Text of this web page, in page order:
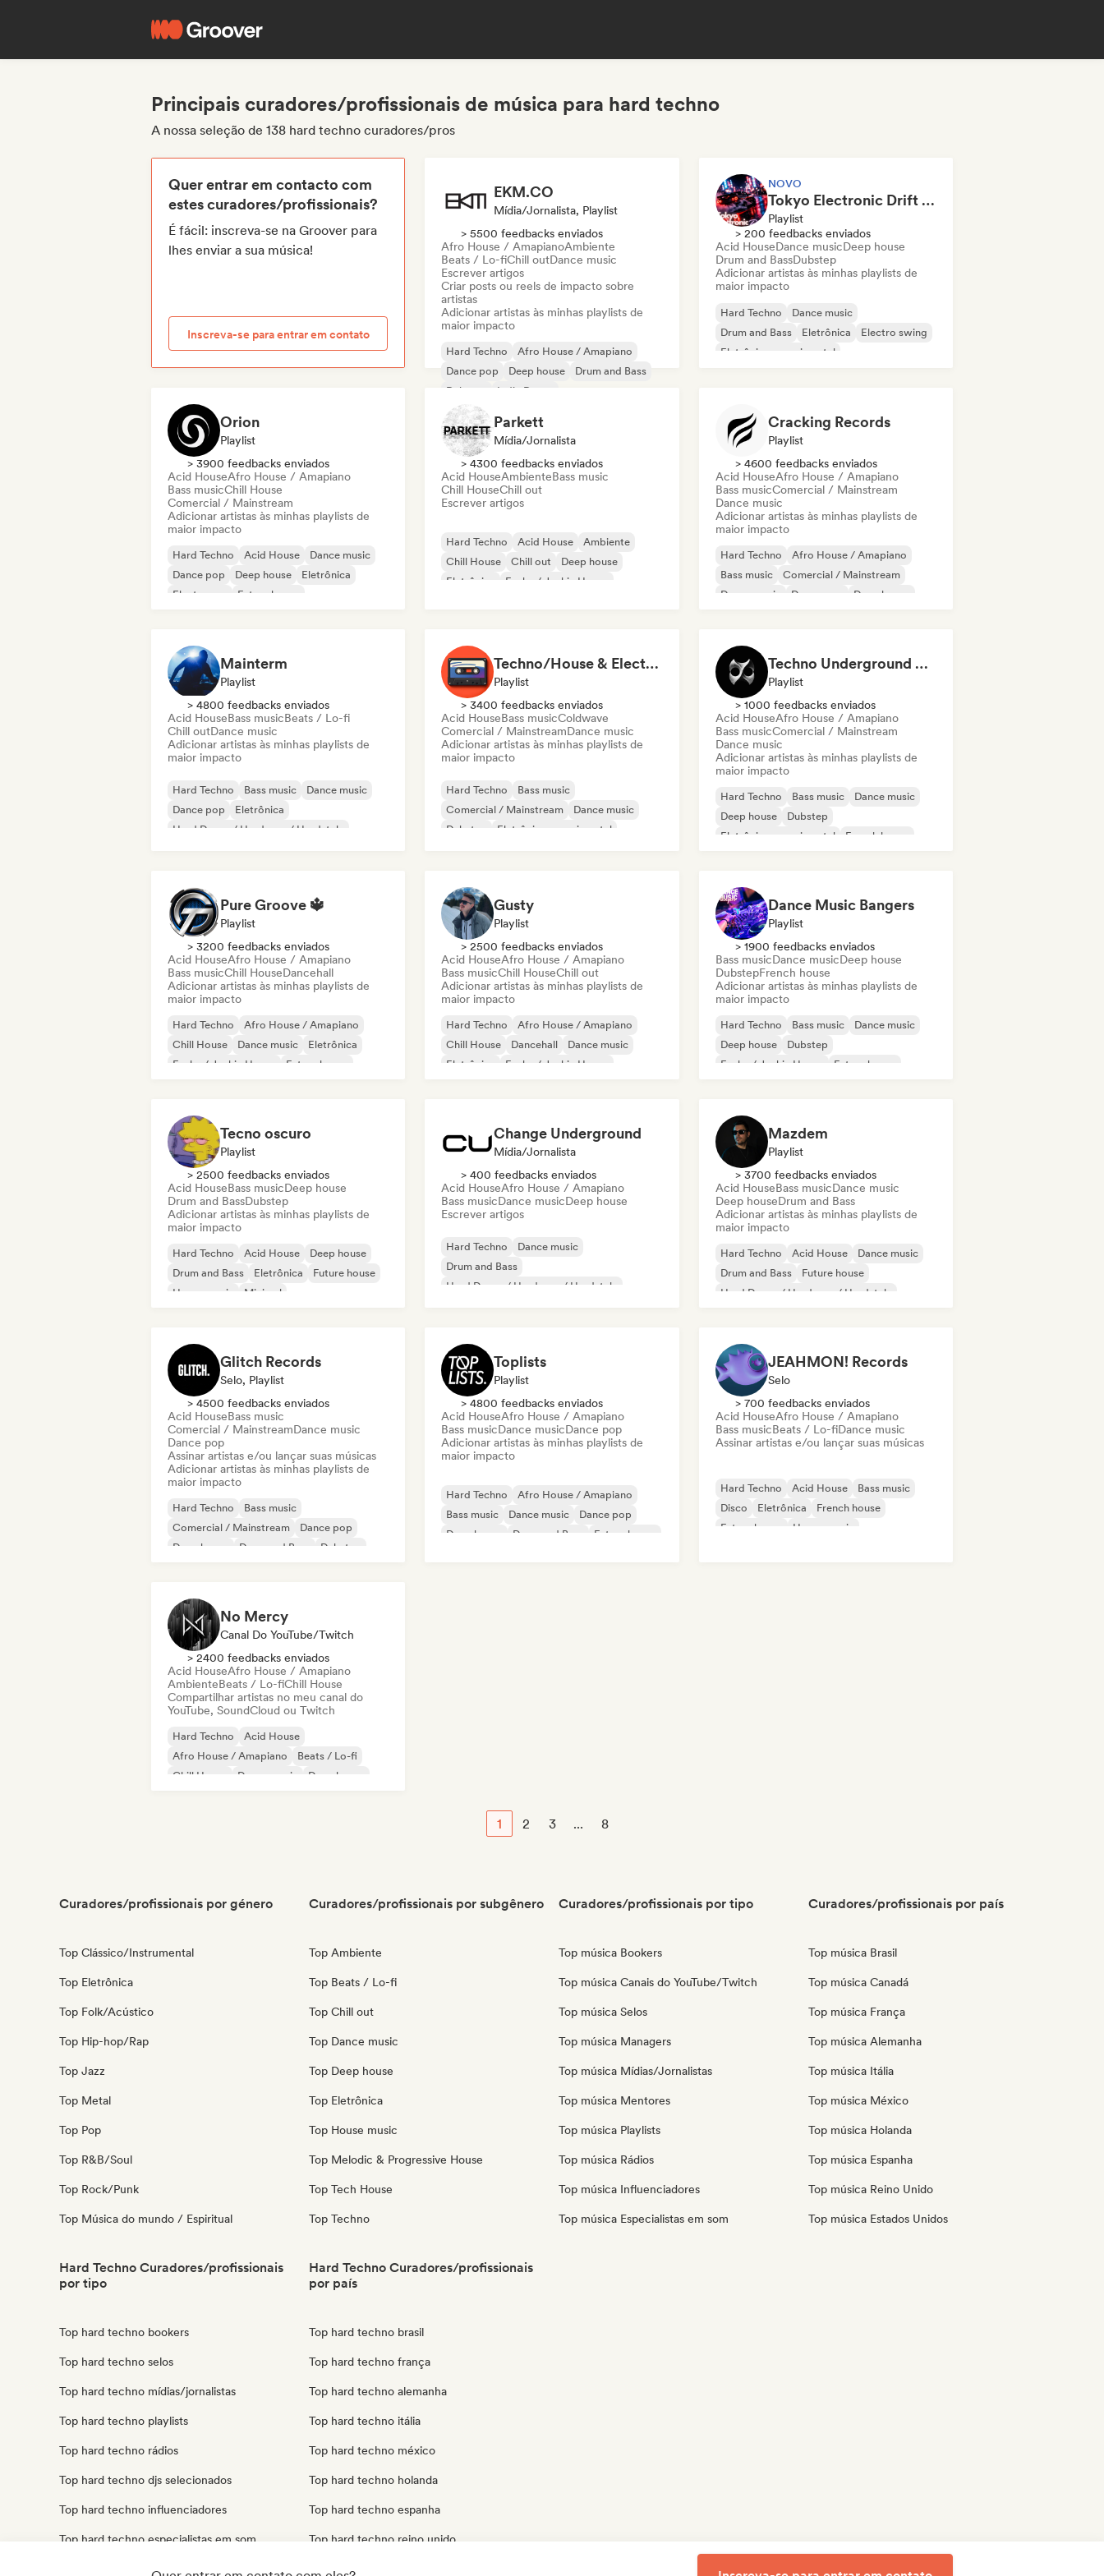
Principais curadores/profissionais de música para hard techno
A nossa seleção de 138 hard techno curadores/pros
Quer entrar em contacto com
estes curadores/profissionais?
É fácil: inscreva-se na Groover para
lhes enviar a sua música!
Inscreva-se para entrar em contato
EKM.CO
Mídia/Jornalista, Playlist
> 5500 feedbacks enviados
Afro House / AmapianoAmbiente
Beats / Lo-fiChill outDance music
Escrever artigos
Criar posts ou reels de impacto sobre
artistas
Adicionar artistas às minhas playlists de
maior impacto
Hard Techno
Afro House / Amapiano
Dance pop
Deep house
Drum and Bass
Dubstep
Indie Dance
Melodic & Progressive House
NOVO
Tokyo Electronic Drift 🏎️ Schranz, Hard Techno & Anime EDM
Playlist
> 200 feedbacks enviados
Acid HouseDance musicDeep house
Drum and BassDubstep
Adicionar artistas às minhas playlists de
maior impacto
Hard Techno
Dance music
Drum and Bass
Eletrônica
Electro swing
Eletrônica experimental
Orion
Playlist
> 3900 feedbacks enviados
Acid HouseAfro House / Amapiano
Bass musicChill House
Comercial / Mainstream
Adicionar artistas às minhas playlists de
maior impacto
Hard Techno Acid House
Dance music
Dance pop
Deep house
Eletrônica
Electropop
Future house
Parkett
Mídia/Jornalista
> 4300 feedbacks enviados
Acid HouseAmbienteBass music
Chill HouseChill out
Escrever artigos
Hard Techno Acid House
Ambiente
Chill House
Chill out
Deep house
Eletrônica
Funky / Jackin House
Cracking Records
Playlist
> 4600 feedbacks enviados
Acid HouseAfro House / Amapiano
Bass musicComercial / Mainstream
Dance music
Adicionar artistas às minhas playlists de
maior impacto
Hard Techno
Afro House / Amapiano
Bass music
Comercial / Mainstream
Dance music
Dance pop
Deep house
Mainterm
Playlist
> 4800 feedbacks enviados
Acid HouseBass musicBeats / Lo-fi
Chill outDance music
Adicionar artistas às minhas playlists de
maior impacto
Hard Techno Bass music
Dance music
Dance pop
Eletrônica
Hard Dance / Hardcore / Hardstyle
Techno/House & Electronic Music for Svea Playlists
Playlist
> 3400 feedbacks enviados
Acid HouseBass musicColdwave
Comercial / MainstreamDance music
Adicionar artistas às minhas playlists de
maior impacto
Hard Techno
Bass music
Comercial / Mainstream
Dance music
Dubstep
Eletrônica experimental
Techno Underground Rave Anthems by Orphium
Playlist
> 1000 feedbacks enviados
Acid HouseAfro House / Amapiano
Bass musicComercial / Mainstream
Dance music
Adicionar artistas às minhas playlists de
maior impacto
Hard Techno Bass music
Dance music
Deep house
Dubstep
Eletrônica experimental
French house
Pure Groove 🔱
Playlist
> 3200 feedbacks enviados
Acid HouseAfro House / Amapiano
Bass musicChill HouseDancehall
Adicionar artistas às minhas playlists de
maior impacto
Hard Techno
Afro House / Amapiano
Chill House
Dance music
Eletrônica
Funky / Jackin House
Future house
Gusty
Playlist
> 2500 feedbacks enviados
Acid HouseAfro House / Amapiano
Bass musicChill HouseChill out
Adicionar artistas às minhas playlists de
maior impacto
Hard Techno
Afro House / Amapiano
Chill House
Dancehall
Dance music
Eletrônica
Funky / Jackin House
Dance Music Bangers
Playlist
> 1900 feedbacks enviados
Bass musicDance musicDeep house
DubstepFrench house
Adicionar artistas às minhas playlists de
maior impacto
Hard Techno Bass music
Dance music
Deep house
Dubstep
Funky / Jackin House
Future house
Tecno oscuro
Playlist
> 2500 feedbacks enviados
Acid HouseBass musicDeep house
Drum and BassDubstep
Adicionar artistas às minhas playlists de
maior impacto
Hard Techno Acid House
Deep house
Drum and Bass
Eletrônica
Future house
House music
Minimal
Change Underground
Mídia/Jornalista
> 400 feedbacks enviados
Acid HouseAfro House / Amapiano
Bass musicDance musicDeep house
Escrever artigos
Hard Techno
Dance music
Drum and Bass
Hard Dance / Hardcore / Hardstyle
Melodic Techno
Mazdem
Playlist
> 3700 feedbacks enviados
Acid HouseBass musicDance music
Deep houseDrum and Bass
Adicionar artistas às minhas playlists de
maior impacto
Hard Techno Acid House
Dance music
Drum and Bass
Future house
Hard Dance / Hardcore / Hardstyle
Glitch Records
Selo, Playlist
> 4500 feedbacks enviados
Acid HouseBass music
Comercial / MainstreamDance music
Dance pop
Assinar artistas e/ou lançar suas músicas
Adicionar artistas às minhas playlists de
maior impacto
Hard Techno
Bass music
Comercial / Mainstream
Dance pop
Deep house
Drum and Bass
Dubstep
Toplists
Playlist
> 4800 feedbacks enviados
Acid HouseAfro House / Amapiano
Bass musicDance musicDance pop
Adicionar artistas às minhas playlists de
maior impacto
Hard Techno
Afro House / Amapiano
Bass music
Dance music
Dance pop
Deep house
Drum and Bass Future house
JEAHMON! Records
Selo
> 700 feedbacks enviados
Acid HouseAfro House / Amapiano
Bass musicBeats / Lo-fiDance music
Assinar artistas e/ou lançar suas músicas
Hard Techno Acid House
Bass music
Disco
Eletrônica
French house
Future house
House music
No Mercy
Canal Do YouTube/Twitch
> 2400 feedbacks enviados
Acid HouseAfro House / Amapiano
AmbienteBeats / Lo-fiChill House
Compartilhar artistas no meu canal do
YouTube, SoundCloud ou Twitch
Hard Techno
Acid House
Afro House / Amapiano
Beats / Lo-fi
Chill House
Dance music
Deep house
1 2 3 ... 8
Curadores/profissionais por género
Top Clássico/Instrumental
Top Eletrônica
Top Folk/Acústico
Top Hip-hop/Rap
Top Jazz
Top Metal
Top Pop
Top R&B/Soul
Top Rock/Punk
Top Música do mundo / Espiritual
Curadores/profissionais por subgênero
Top Ambiente
Top Beats / Lo-fi
Top Chill out
Top Dance music
Top Deep house
Top Eletrônica
Top House music
Top Melodic & Progressive House
Top Tech House
Top Techno
Curadores/profissionais por tipo
Top música Bookers
Top música Canais do YouTube/Twitch
Top música Selos
Top música Managers
Top música Mídias/Jornalistas
Top música Mentores
Top música Playlists
Top música Rádios
Top música Influenciadores
Top música Especialistas em som
Curadores/profissionais por país
Top música Brasil
Top música Canadá
Top música França
Top música Alemanha
Top música Itália
Top música México
Top música Holanda
Top música Espanha
Top música Reino Unido
Top música Estados Unidos
Hard Techno Curadores/profissionais
por tipo
Top hard techno bookers
Top hard techno selos
Top hard techno mídias/jornalistas
Top hard techno playlists
Top hard techno rádios
Top hard techno djs selecionados
Top hard techno influenciadores
Top hard techno especialistas em som
Hard Techno Curadores/profissionais
por país
Top hard techno brasil
Top hard techno frança
Top hard techno alemanha
Top hard techno itália
Top hard techno méxico
Top hard techno holanda
Top hard techno espanha
Top hard techno reino unido
Top hard techno estados unidos